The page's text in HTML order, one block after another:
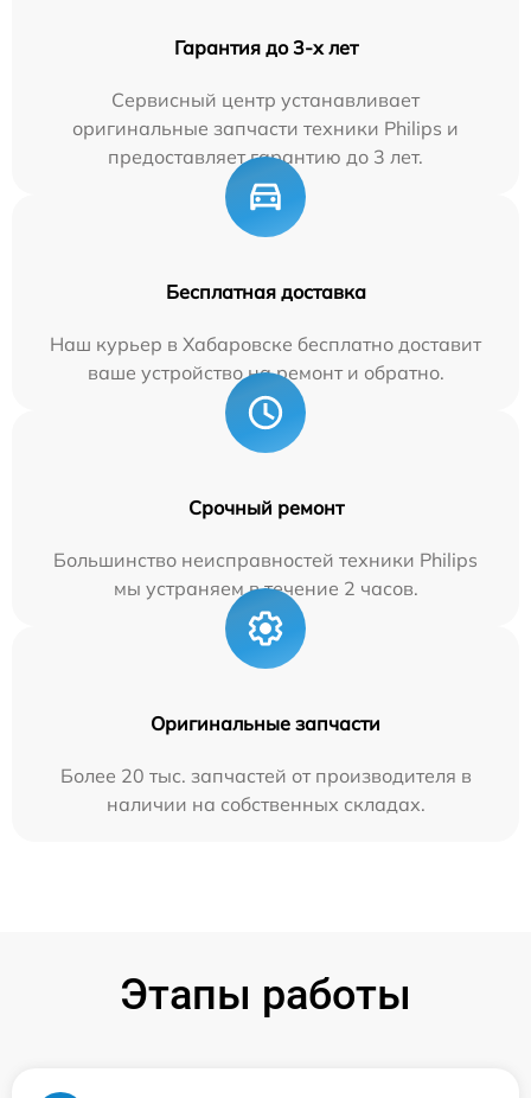
Гарантия до 3-х лет
Сервисный центр устанавливает
оригинальные запчасти техники Philips и
предоставляет гарантию до 3 лет.
Бесплатная доставка
Наш курьер в Хабаровске бесплатно доставит
ваше устройство на ремонт и обратно.
Срочный ремонт
Большинство неисправностей техники Philips
мы устраняем в течение 2 часов.
Оригинальные запчасти
Более 20 тыс. запчастей от производителя в
наличии на собственных складах.
Этапы работы